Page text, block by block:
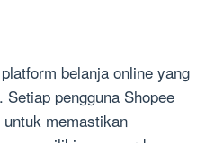
belanja online yang
pengguna Shopee
memastikan